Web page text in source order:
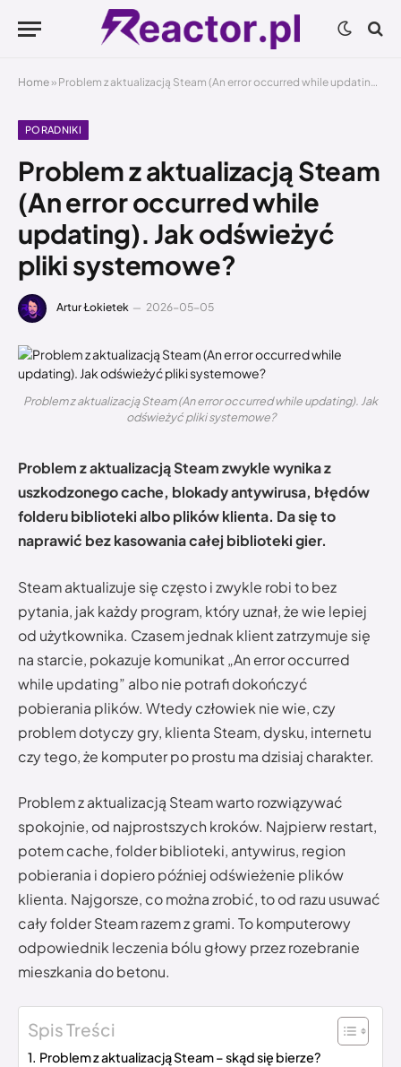
Home » Problem z aktualizacją Steam (An error occurred while updating). Jak odświeżyć pliki systemowe?
PORADNIKI
Problem z aktualizacją Steam
(An error occurred while
updating). Jak odświeżyć
pliki systemowe?
Artur Łokietek 2026-05-05
Problem z aktualizacją Steam (An error occurred while updating). Jak
odświeżyć pliki systemowe?
Problem z aktualizacją Steam zwykle wynika z
uszkodzonego cache, blokady antywirusa, błędów
folderu biblioteki albo plików klienta. Da się to
naprawić bez kasowania całej biblioteki gier.
Steam aktualizuje się często i zwykle robi to bez
pytania, jak każdy program, który uznał, że wie lepiej
od użytkownika. Czasem jednak klient zatrzymuje się
na starcie, pokazuje komunikat „An error occurred
while updating” albo nie potrafi dokończyć
pobierania plików. Wtedy człowiek nie wie, czy
problem dotyczy gry, klienta Steam, dysku, internetu
czy tego, że komputer po prostu ma dzisiaj charakter.
Problem z aktualizacją Steam warto rozwiązywać
spokojnie, od najprostszych kroków. Najpierw restart,
potem cache, folder biblioteki, antywirus, region
pobierania i dopiero później odświeżenie plików
klienta. Najgorsze, co można zrobić, to od razu usuwać
cały folder Steam razem z grami. To komputerowy
odpowiednik leczenia bólu głowy przez rozebranie
mieszkania do betonu.
Spis Treści
Problem z aktualizacją Steam – skąd się bierze?